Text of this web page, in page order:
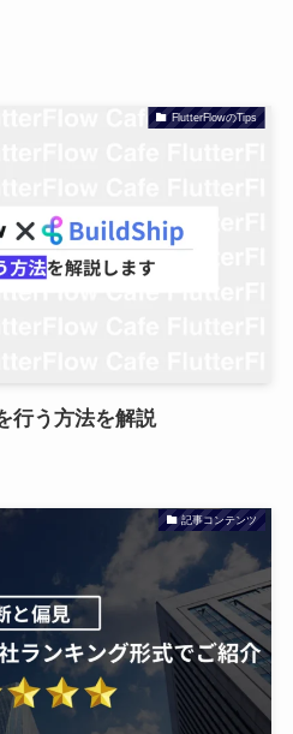
FlutterFlowのTips
行う方法を解説
記事コンテンツ